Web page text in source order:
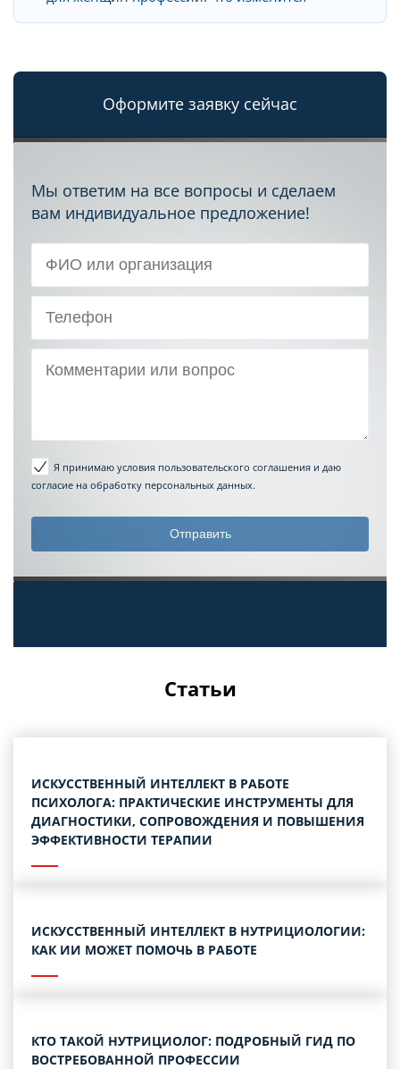
Оформите заявку сейчас
Мы ответим на все вопросы и сделаем
вам индивидуальное предложение!
Я принимаю условия пользовательского соглашения и даю
согласие на обработку персональных данных.
Статьи
ИСКУССТВЕННЫЙ ИНТЕЛЛЕКТ В РАБОТЕ
ПСИХОЛОГА: ПРАКТИЧЕСКИЕ ИНСТРУМЕНТЫ ДЛЯ
ДИАГНОСТИКИ, СОПРОВОЖДЕНИЯ И ПОВЫШЕНИЯ
ЭФФЕКТИВНОСТИ ТЕРАПИИ
ИСКУССТВЕННЫЙ ИНТЕЛЛЕКТ В НУТРИЦИОЛОГИИ:
КАК ИИ МОЖЕТ ПОМОЧЬ В РАБОТЕ
КТО ТАКОЙ НУТРИЦИОЛОГ: ПОДРОБНЫЙ ГИД ПО
ВОСТРЕБОВАННОЙ ПРОФЕССИИ